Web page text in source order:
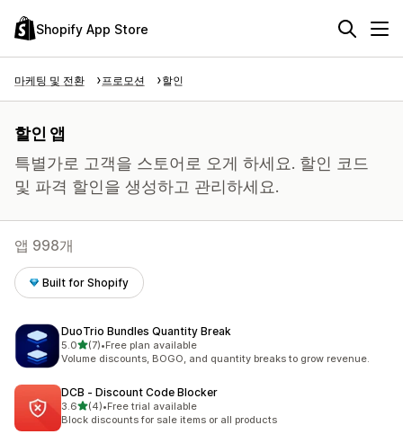
Shopify App Store
마케팅 및 전환 프로모션 할인
할인 앱
특별가로 고객을 스토어로 오게 하세요. 할인 코드
및 파격 할인을 생성하고 관리하세요.
앱 998개
Built for Shopify
DuoTrio Bundles Quantity Break
5.0별 5개 중
(7)
총 리뷰 7개
•Free plan available
Volume discounts, BOGO, and quantity breaks to grow revenue.
DCB ‑ Discount Code Blocker
3.6별 5개 중
(4)
총 리뷰 4개
•Free trial available
Block discounts for sale items or all products